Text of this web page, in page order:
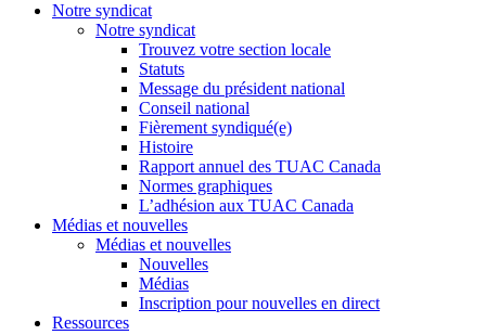
Notre syndicat
Notre syndicat
Trouvez votre section locale
Statuts
Message du président national
Conseil national
Fièrement syndiqué(e)
Histoire
Rapport annuel des TUAC Canada
Normes graphiques
L’adhésion aux TUAC Canada
Médias et nouvelles
Médias et nouvelles
Nouvelles
Médias
Inscription pour nouvelles en direct
Ressources